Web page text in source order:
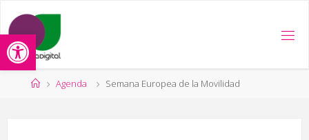
Abrir barra de herramientas
contenido
PáginaAgenda Semana Europea de la Movilidad